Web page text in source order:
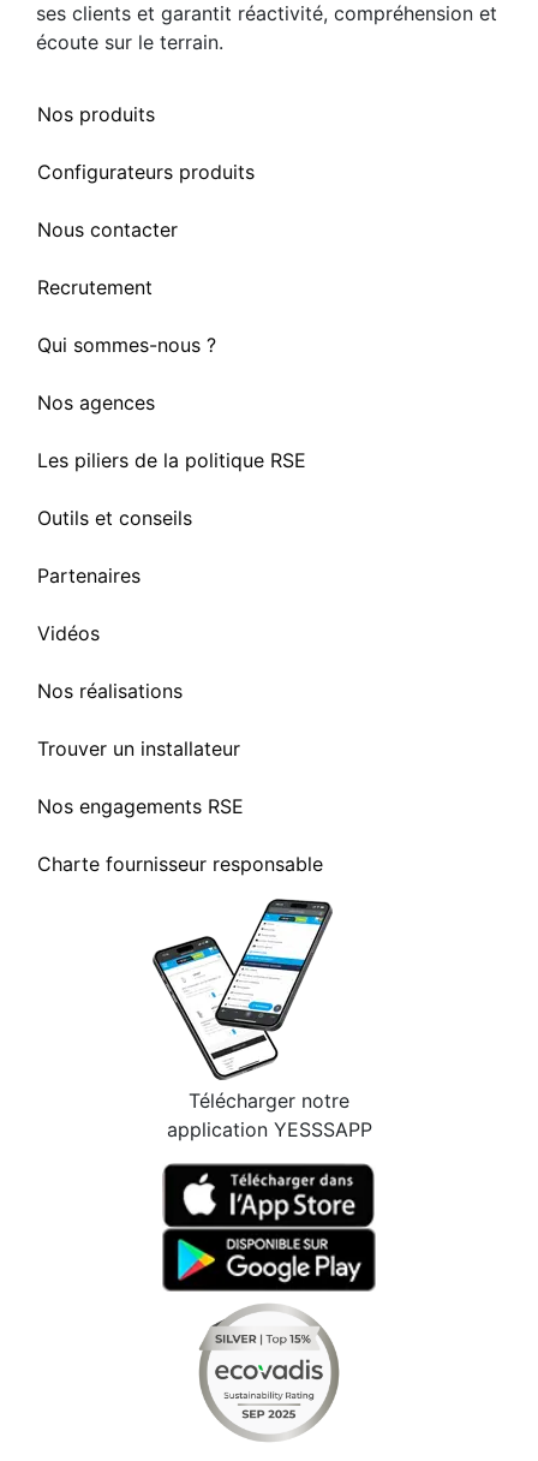
ses clients et garantit réactivité, compréhension et
écoute sur le terrain.
Nos produits
Configurateurs produits
Nous contacter
Recrutement
Qui sommes-nous ?
Nos agences
Les piliers de la politique RSE
Outils et conseils
Partenaires
Vidéos
Nos réalisations
Trouver un installateur
Nos engagements RSE
Charte fournisseur responsable
Télécharger notre
application YESSSAPP